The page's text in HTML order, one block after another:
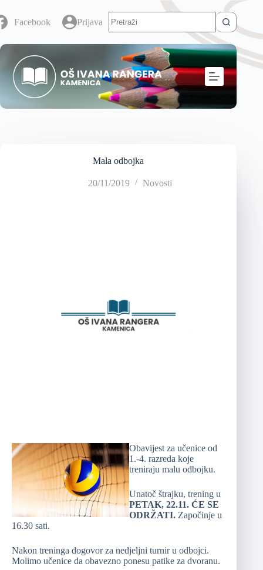
Facebook Prijava
Mala odbojka
20/11/2019 Novosti
Obavijest za učenice od
1.-4. razreda koje
treniraju malu odbojku.
Unatoč štrajku, trening u
PETAK, 22.11. ĆE SE
ODRŽATI. Započinje u
16.30 sati.
Nakon treninga dogovor za nedjeljni turnir u odbojci.
Molimo učenice da obavezno ponesu patike za dvoranu.